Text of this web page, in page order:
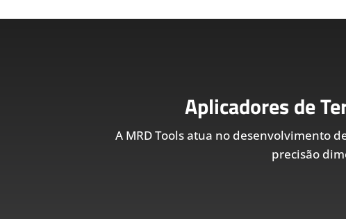
Aplicadores de
A MRD Tools atua no desenvolvimento
precisão